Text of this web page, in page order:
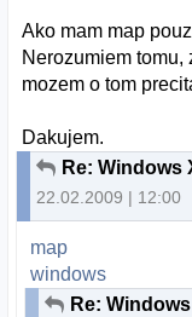
Ako mam map
Nerozumiem
mozem o tom
Dakujem.
22.02.2009 | 12:00
map
windows